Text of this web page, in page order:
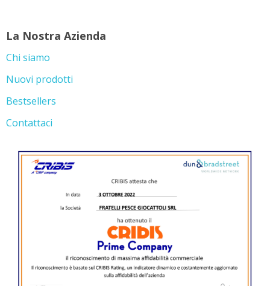
La Nostra Azienda
Chi siamo
Nuovi prodotti
Bestsellers
Contattaci